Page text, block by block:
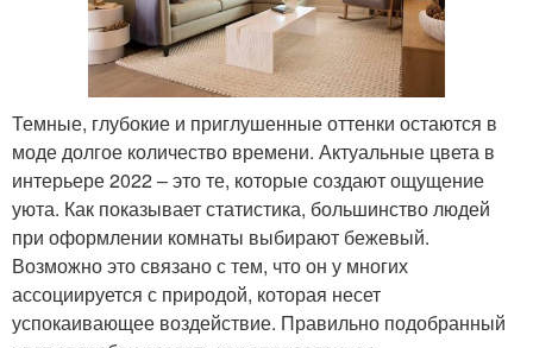
Темные, глубокие и приглушенные оттенки остаются в
моде долгое количество времени. Актуальные цвета в
интерьере 2022 – это те, которые создают ощущение
уюта. Как показывает статистика, большинство людей
при оформлении комнаты выбирают бежевый.
Возможно это связано с тем, что он у многих
ассоциируется с природой, которая несет
успокаивающее воздействие. Правильно подобранный